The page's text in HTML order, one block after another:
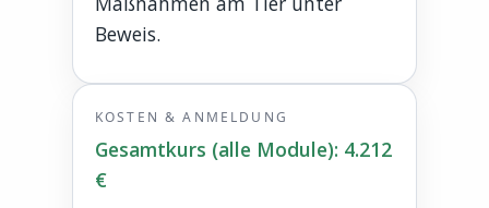
Beweis.
KOSTEN & ANMELDUNG
Gesamtkurs (alle Module): 4.212
€